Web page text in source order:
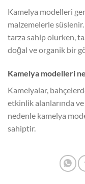
Kamelya modelleri
malzemelerle
tarza sahip olurken,
doğal ve organik bir
Kamelya modelleri
Kamelyalar,
etkinlik alanlarında
nedenle kamelya
sahiptir.